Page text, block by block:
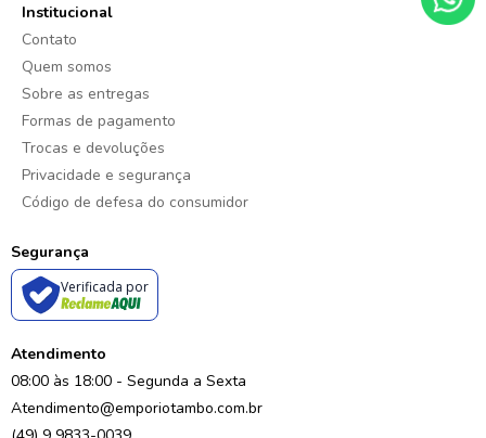
Institucional
Contato
Quem somos
Sobre as entregas
Formas de pagamento
Trocas e devoluções
Privacidade e segurança
Código de defesa do consumidor
Segurança
Verificada por
Atendimento
08:00 às 18:00 - Segunda a Sexta
Atendimento@emporiotambo.com.br